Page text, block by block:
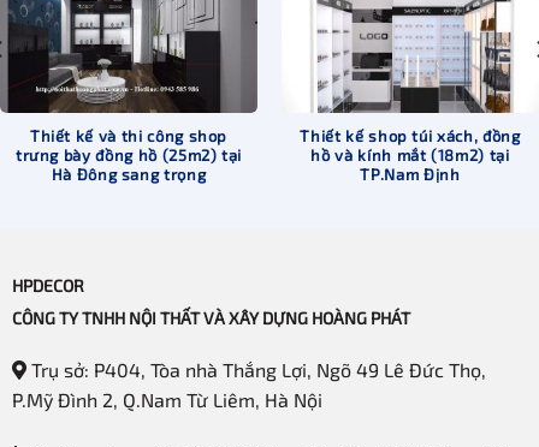
Thiết kế và thi công shop
trưng bày đồng hồ (25m2) tại
Hà Đông sang trọng
Thiết kế shop túi xách, đồng
hồ và kính mắt (18m2) tại
TP.Nam Định
HPDECOR
CÔNG TY TNHH NỘI THẤT VÀ XÂY DỰNG HOÀNG PHÁT
Trụ sở: P404, Tòa nhà Thắng Lợi, Ngõ 49 Lê Đức Thọ,
P.Mỹ Đình 2, Q.Nam Từ Liêm, Hà Nội